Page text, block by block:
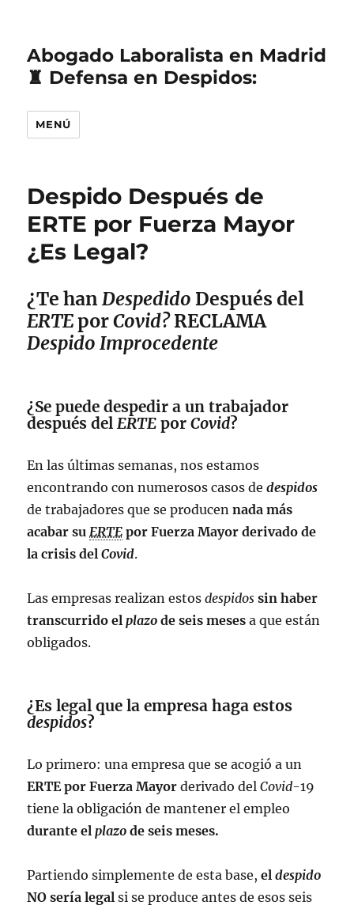
Abogado Laboralista en Madrid
♜ Defensa en Despidos:
MENÚ
Despido Después de
ERTE por Fuerza Mayor
¿Es Legal?
¿Te hanDespedido Después del
ERTEporCovid?RECLAMA
Despido Improcedente
¿Se puede despedir a un trabajador
después delERTE porCovid?
En las últimas semanas, nos estamos
encontrando con numerosos casos dedespidos
de trabajadores que se producennada más
acabar suERTE por Fuerza Mayor derivado de
la crisis delCovid.
Las empresas realizan estosdespidos sin haber
transcurrido elplazo de seis meses a que están
obligados.
¿Es legal que la empresa haga estos
despidos?
Lo primero: una empresa que se acogió a un
ERTE por Fuerza Mayor derivado delCovid-19
tiene la obligación de mantener el empleo
durante elplazo de seis meses.
Partiendo simplemente de esta base,eldespido
NO sería legal si se produce antes de esos seis